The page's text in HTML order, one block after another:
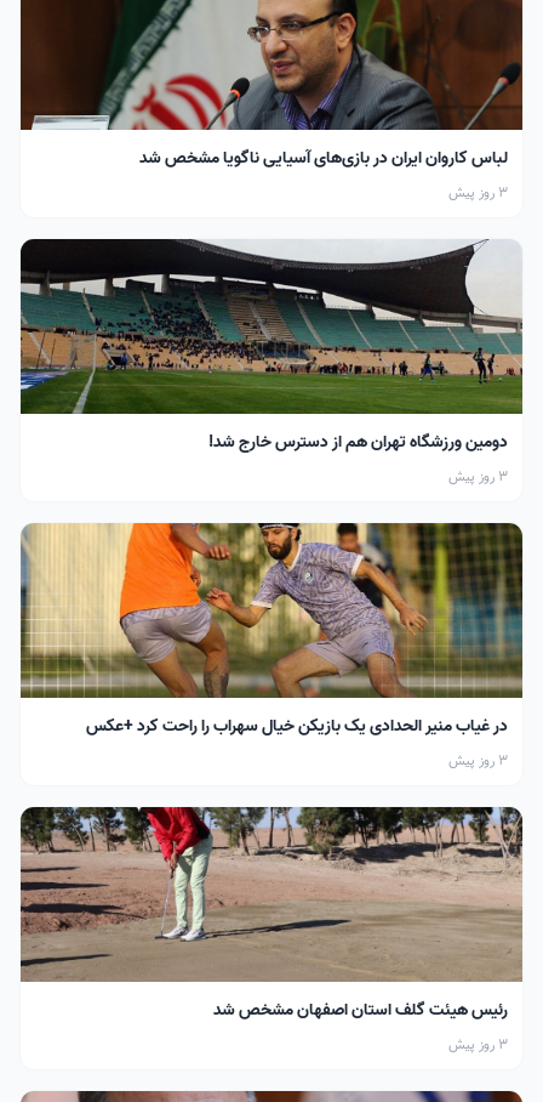
لباس کاروان ایران در بازی‌های آسیایی ناگویا مشخص شد
3 روز پیش
دومین ورزشگاه تهران هم از دسترس خارج شد!
3 روز پیش
در غیاب منیر الحدادی یک بازیکن خیال سهراب را راحت کرد +عکس
3 روز پیش
رئیس هیئت گلف استان اصفهان مشخص شد
3 روز پیش